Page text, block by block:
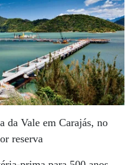
da Vale em Carajás, no
reserva